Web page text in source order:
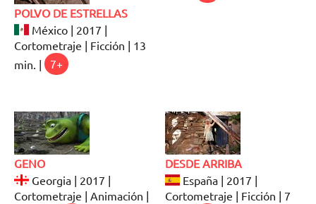
POLVO DE ESTRELLAS
México | 2017 |
Cortometraje | Ficción | 13
min. |
7+
GENO
Georgia | 2017 |
Cortometraje | Animación |
DESDE ARRIBA
España | 2017 |
Cortometraje | Ficción | 7